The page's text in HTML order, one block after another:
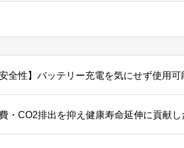
全性】バッテリー充電を気にせず使用
・CO2排出を抑え健康寿命延伸に貢献